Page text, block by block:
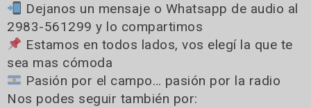
Dejanos un mensaje o Whatsapp de audio al
2983-561299 y lo compartimos
Estamos en todos lados, vos elegí la que te
sea mas cómoda
Pasión por el campo… pasión por la radio
Nos podes seguir también por: